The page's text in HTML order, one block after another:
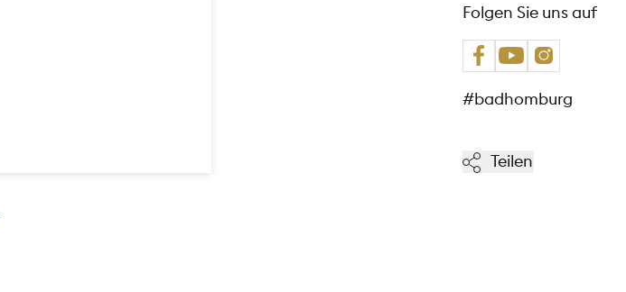
Folgen Sie uns auf
#badhomburg
Teilen